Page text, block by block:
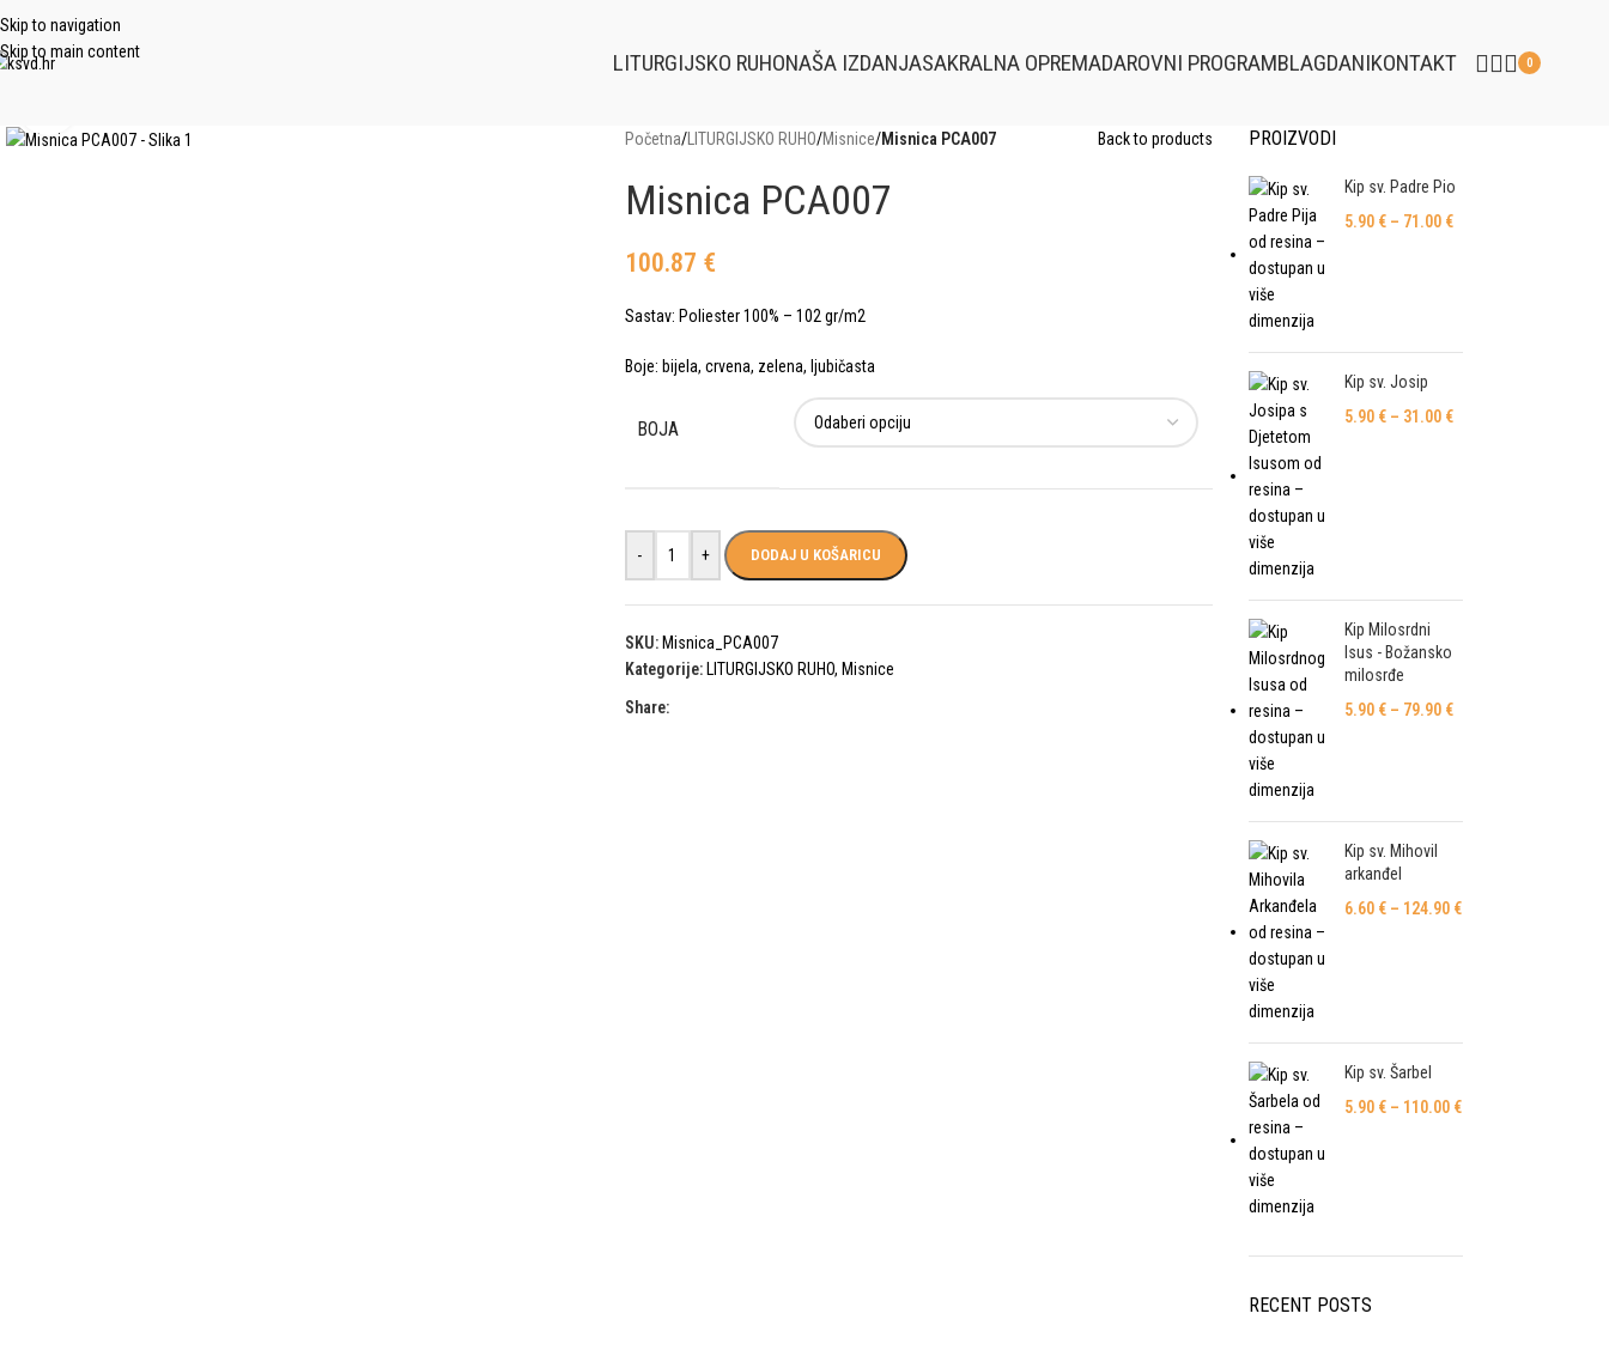
Skip to navigation
Skip to main content
LITURGIJSKO RUHONAŠA IZDANJASAKRALNA OPREMADAROVNI PROGRAMBLAGDANIKONTAKT 0
Početna/LITURGIJSKO RUHO/Misnice/Misnica PCA007 Back to products
Misnica PCA007
100.87 €
Sastav: Poliester 100% – 102 gr/m2
Boje: bijela, crvena, zelena, ljubičasta
BOJA
- + DODAJ U KOŠARICU
SKU: Misnica_PCA007
Kategorije: LITURGIJSKO RUHO, Misnice
Share:
PROIZVODI
Kip sv. Padre Pio
5.90 € – 71.00 €
Kip sv. Josip
5.90 € – 31.00 €
Kip Milosrdni
Isus - Božansko
milosrđe
5.90 € – 79.90 €
Kip sv. Mihovil
arkanđel
6.60 € – 124.90 €
Kip sv. Šarbel
5.90 € – 110.00 €
RECENT POSTS